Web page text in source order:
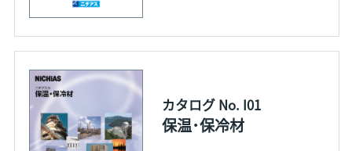
カタログ No. I01
保温･保冷材